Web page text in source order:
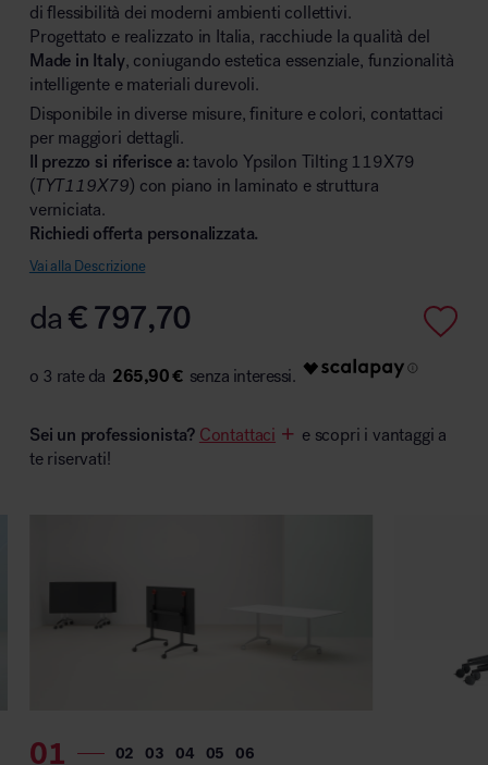
Area outdoor
Area hospitality
MillerKnoll
di flessibilità dei moderni ambienti collettivi.
Progettato e realizzato in Italia, racchiude la qualità del
Made in Italy, coniugando estetica essenziale, funzionalità
intelligente e materiali durevoli.
Disponibile in diverse misure, finiture e colori, contattaci
per maggiori dettagli.
Il prezzo si riferisce a: tavolo Ypsilon Tilting 119X79
(TYT119X79) con piano in laminato e struttura
verniciata.
Richiedi offerta personalizzata.
Vai alla Descrizione
da€797,70
265,90 €
Sei un professionista? Contattaci
e scopri i vantaggi a
te riservati!